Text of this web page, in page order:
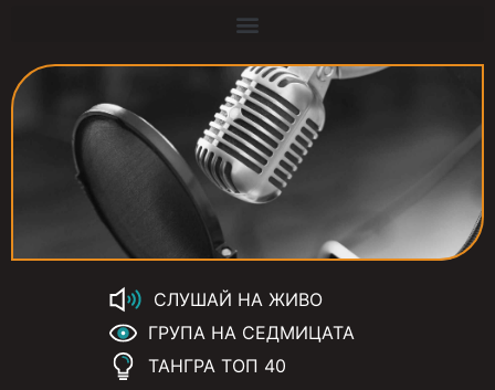
СЛУШАЙ НА ЖИВО
ГРУПА НА СЕДМИЦАТА
ТАНГРА ТОП 40